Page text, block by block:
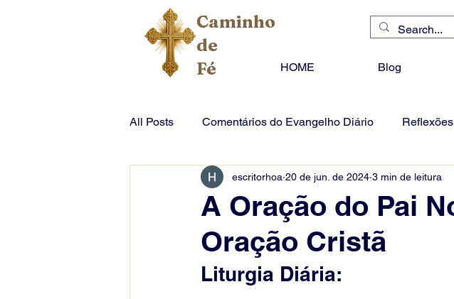
Caminho
de
Fé
HOME Blog
All Posts Comentários do Evangelho Diário
A Oração do Pai
Oração Cristã
escritorhoa 20 de jun. de 2024 3 min de leitura
Liturgia Diária: